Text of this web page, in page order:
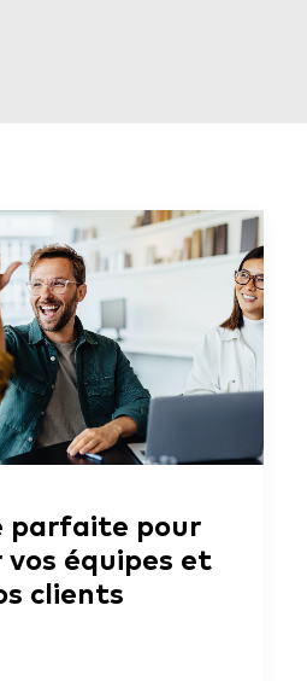
parfaite pour
équipes et
clients